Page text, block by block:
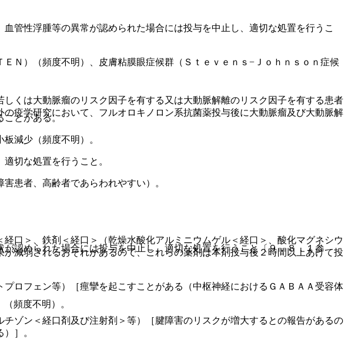
くは大動脈瘤のリスク因子を有する又は大動脈解離のリスク因子を有する患者
疫学研究において、フルオロキノロン系抗菌薬投与後に大動脈瘤及び大動脈解
口＞、鉄剤＜経口＞（乾燥水酸化アルミニウムゲル＜経口＞、酸化マグネシウ
減弱されるおそれがあるので、これらの薬剤は本剤投与後２時間以上あけて投
ロフェン等）［痙攣を起こすことがある（中枢神経におけるＧＡＢＡＡ受容体
ゾン＜経口剤及び注射剤＞等）［腱障害のリスクが増大するとの報告があるの
］。
管性浮腫等の異常が認められた場合には投与を中止し、適切な処置を行うこ
）（頻度不明）、皮膚粘膜眼症候群（Ｓｔｅｖｅｎｓ−Ｊｏｈｎｓｏｎ症候
ことがある。
減少（頻度不明）。
切な処置を行うこと。
患者、高齢者であらわれやすい）。
認められた場合には投与を中止し、適切な処置を行うこと〔９．８．１参
頻度不明）。